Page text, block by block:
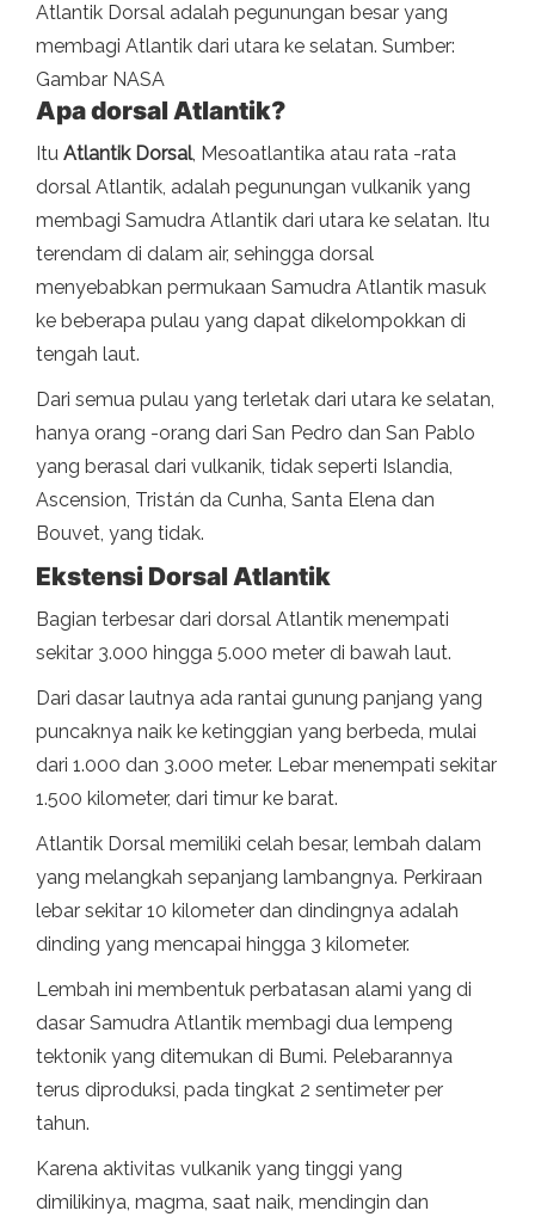
Atlantik Dorsal adalah pegunungan besar yang
membagi Atlantik dari utara ke selatan. Sumber:
Gambar NASA
Apa dorsal Atlantik?
Itu Atlantik Dorsal, Mesoatlantika atau rata -rata
dorsal Atlantik, adalah pegunungan vulkanik yang
membagi Samudra Atlantik dari utara ke selatan. Itu
terendam di dalam air, sehingga dorsal
menyebabkan permukaan Samudra Atlantik masuk
ke beberapa pulau yang dapat dikelompokkan di
tengah laut.
Dari semua pulau yang terletak dari utara ke selatan,
hanya orang -orang dari San Pedro dan San Pablo
yang berasal dari vulkanik, tidak seperti Islandia,
Ascension, Tristán da Cunha, Santa Elena dan
Bouvet, yang tidak.
Ekstensi Dorsal Atlantik
Bagian terbesar dari dorsal Atlantik menempati
sekitar 3.000 hingga 5.000 meter di bawah laut.
Dari dasar lautnya ada rantai gunung panjang yang
puncaknya naik ke ketinggian yang berbeda, mulai
dari 1.000 dan 3.000 meter. Lebar menempati sekitar
1.500 kilometer, dari timur ke barat.
Atlantik Dorsal memiliki celah besar, lembah dalam
yang melangkah sepanjang lambangnya. Perkiraan
lebar sekitar 10 kilometer dan dindingnya adalah
dinding yang mencapai hingga 3 kilometer.
Lembah ini membentuk perbatasan alami yang di
dasar Samudra Atlantik membagi dua lempeng
tektonik yang ditemukan di Bumi. Pelebarannya
terus diproduksi, pada tingkat 2 sentimeter per
tahun.
Karena aktivitas vulkanik yang tinggi yang
dimilikinya, magma, saat naik, mendingin dan